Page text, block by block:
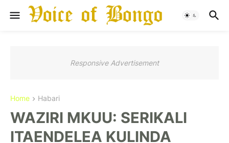
Responsive Advertisement
Home Habari
WAZIRI MKUU: SERIKALI
ITAENDELEA KULINDA